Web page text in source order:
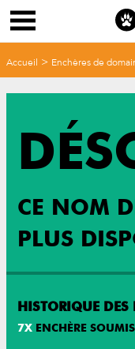
Accueil > Enchères de
CE NOM
PLUS
HISTORIQUE DES
7X ENCHÈRE